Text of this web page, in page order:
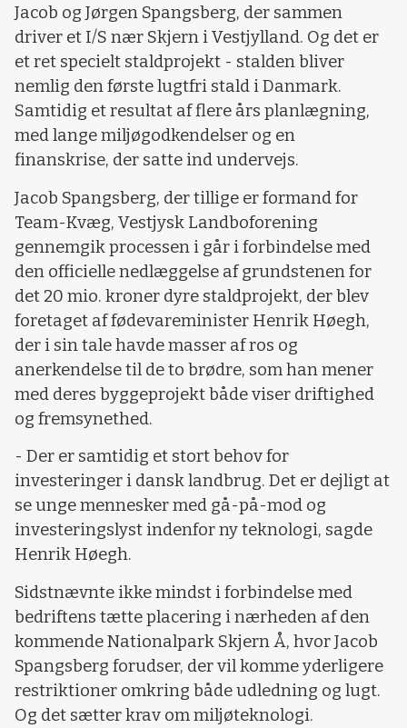
Jacob og Jørgen Spangsberg, der sammen
driver et I/S nær Skjern i Vestjylland. Og det er
et ret specielt staldprojekt - stalden bliver
nemlig den første lugtfri stald i Danmark.
Samtidig et resultat af flere års planlægning,
med lange miljøgodkendelser og en
finanskrise, der satte ind undervejs.
Jacob Spangsberg, der tillige er formand for
Team-Kvæg, Vestjysk Landboforening
gennemgik processen i går i forbindelse med
den officielle nedlæggelse af grundstenen for
det 20 mio. kroner dyre staldprojekt, der blev
foretaget af fødevareminister Henrik Høegh,
der i sin tale havde masser af ros og
anerkendelse til de to brødre, som han mener
med deres byggeprojekt både viser driftighed
og fremsynethed.
- Der er samtidig et stort behov for
investeringer i dansk landbrug. Det er dejligt at
se unge mennesker med gå-på-mod og
investeringslyst indenfor ny teknologi, sagde
Henrik Høegh.
Sidstnævnte ikke mindst i forbindelse med
bedriftens tætte placering i nærheden af den
kommende Nationalpark Skjern Å, hvor Jacob
Spangsberg forudser, der vil komme yderligere
restriktioner omkring både udledning og lugt.
Og det sætter krav om miljøteknologi.